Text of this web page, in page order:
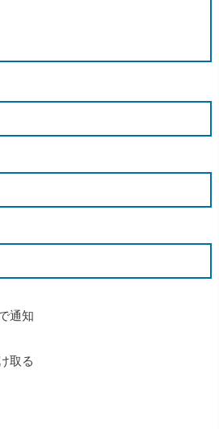
通知
取る